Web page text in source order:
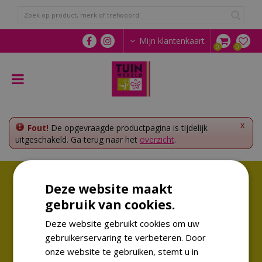
n
a
Mijn klantenkaart
x
Fout! De opgevraagde productpagina is tijdelijk
uitgeschakeld. Ga terug naar het overzicht.
Volg ons!
Altijd op de hoogte van de laatste trends
Deze website maakt
gebruik van cookies.
Deze website gebruikt cookies om uw
gebruikerservaring te verbeteren. Door
onze website te gebruiken, stemt u in